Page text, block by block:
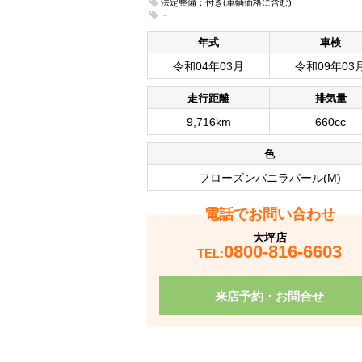
法定整備：付き(車輌価格に含む)
－
年式 車検
令和04年03月 令和09年03
走行距離 排気量
9,716km 660cc
色
フローズンバニラパール(M)
電話でお問い合わせ
大坪店
TEL:0800-816-6603
来店予約・お問合せ